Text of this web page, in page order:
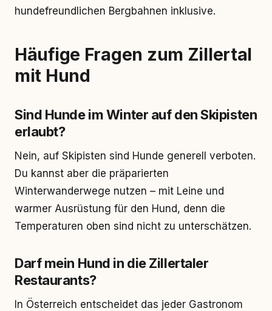
hundefreundlichen Bergbahnen inklusive.
Häufige Fragen zum Zillertal
mit Hund
Sind Hunde im Winter auf den Skipisten
erlaubt?
Nein, auf Skipisten sind Hunde generell verboten.
Du kannst aber die präparierten
Winterwanderwege nutzen – mit Leine und
warmer Ausrüstung für den Hund, denn die
Temperaturen oben sind nicht zu unterschätzen.
Darf mein Hund in die Zillertaler
Restaurants?
In Österreich entscheidet das jeder Gastronom